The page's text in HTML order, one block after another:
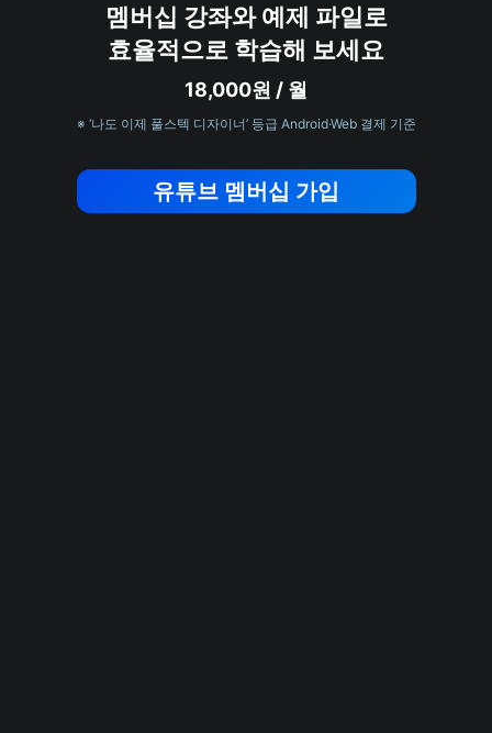
멤버십 강좌와 예제 파일로
효율적으로 학습해 보세요
18,000원 / 월
※ ‘나도 이제 풀스텍 디자이너’ 등급 Android·Web 결제 기준
유튜브 멤버십 가입